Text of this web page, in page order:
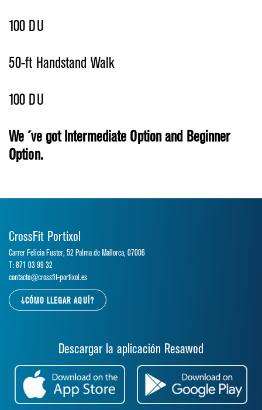
100 DU
50-ft Handstand Walk
100 DU
We ´ve got Intermediate Option and Beginner
Option.
CrossFit Portixol
Carrer Felicia Fuster, 52 Palma de Mallorca, 07006
T: 871 03 99 32
contacto@crossfit-portixol.es
¿CÓMO LLEGAR AQUÍ?
Descargar la aplicación Resawod